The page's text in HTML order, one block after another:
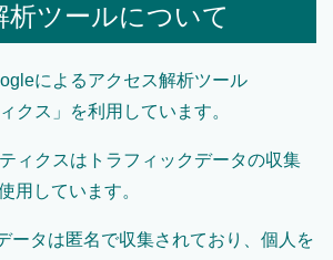
析ツールについて
によるアクセス解析ツール
クス」を利用しています。
ィクスはトラフィックデータの収集
用しています。
ータは匿名で収集されており、個人を